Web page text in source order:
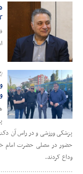
/
پزشکی ورزشی و در راس آن
حضور در مصلی حضرت امام
وداع کردند.